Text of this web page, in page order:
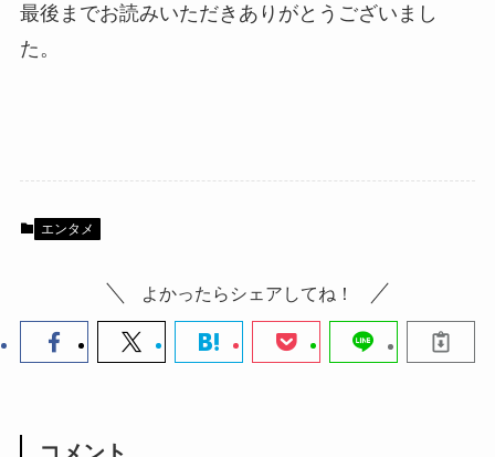
最後までお読みいただきありがとうございまし
た。
エンタメ
よかったらシェアしてね！